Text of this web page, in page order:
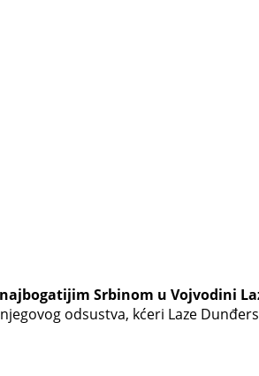
Srbinom u Vojvodini
odsustva, kćeri Laze